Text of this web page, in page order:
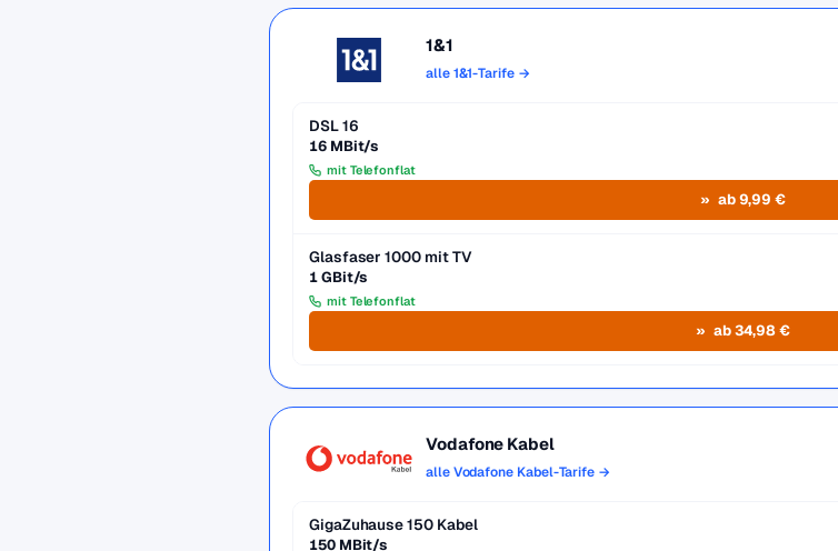
1&1
alle 1&1-Tarife →
DSL 16
16 MBit/s
mit Telefonflat
ab 9,99 €
Glasfaser 1000 mit TV
1 GBit/s
mit Telefonflat
ab 34,98 €
Vodafone Kabel
alle Vodafone Kabel-Tarife →
GigaZuhause 150 Kabel
150 MBit/s